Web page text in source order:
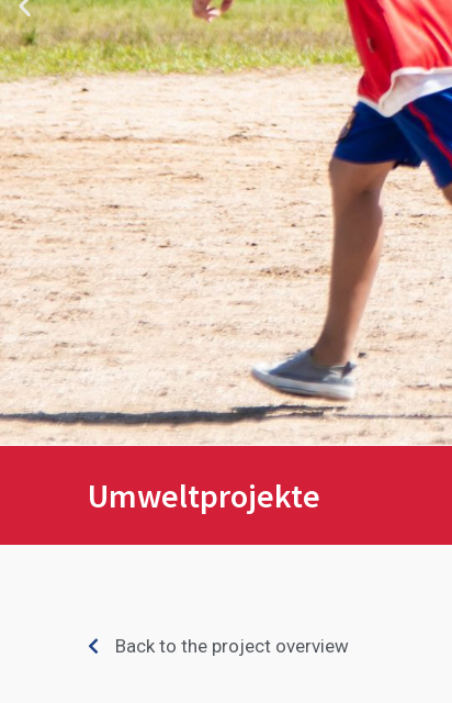
Umweltprojekte
Back to the project overview